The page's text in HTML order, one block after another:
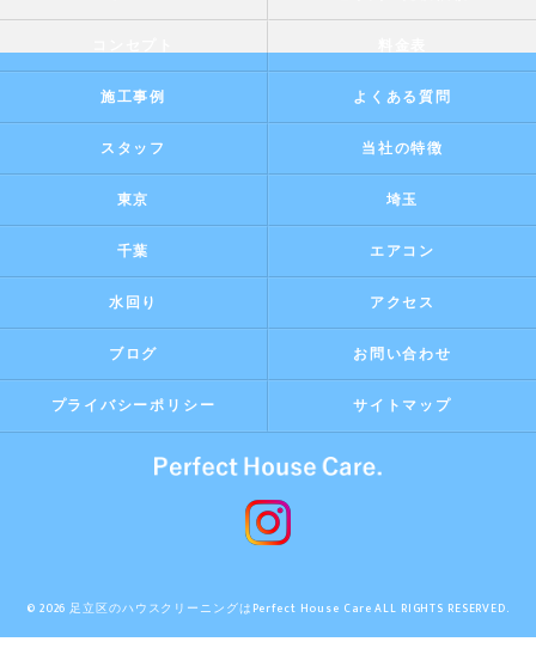
施工事例 よくある質問
スタッフ 当社の特徴
東京 埼玉
千葉 エアコン
水回り アクセス
ブログ お問い合わせ
プライバシーポリシー サイトマップ
© 2026 足立区のハウスクリーニングはPerfect House Care ALL RIGHTS RESERVED.